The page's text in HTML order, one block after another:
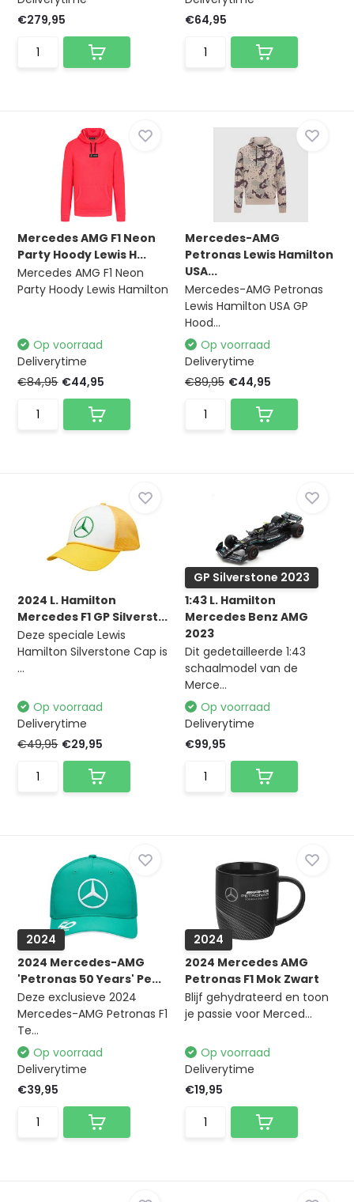
€279,95
€64,95
Mercedes AMG F1 Neon
Party Hoody Lewis H...
Mercedes AMG F1 Neon
Party Hoody Lewis Hamilton
Op voorraad
Deliverytime
€84,95 €44,95
Mercedes-AMG
Petronas Lewis Hamilton
USA...
Mercedes-AMG Petronas
Lewis Hamilton USA GP
Hood...
Op voorraad
Deliverytime
€89,95 €44,95
2024 L. Hamilton
Mercedes F1 GP Silverst...
Deze speciale Lewis
Hamilton Silverstone Cap is
...
Op voorraad
Deliverytime
€49,95 €29,95
GP Silverstone 2023
1:43 L. Hamilton
Mercedes Benz AMG
2023
Dit gedetailleerde 1:43
schaalmodel van de
Merce...
Op voorraad
Deliverytime
€99,95
2024
2024 Mercedes-AMG
'Petronas 50 Years' Pe...
Deze exclusieve 2024
Mercedes-AMG Petronas F1
Te...
Op voorraad
Deliverytime
€39,95
2024
2024 Mercedes AMG
Petronas F1 Mok Zwart
Blijf gehydrateerd en toon
je passie voor Merced...
Op voorraad
Deliverytime
€19,95